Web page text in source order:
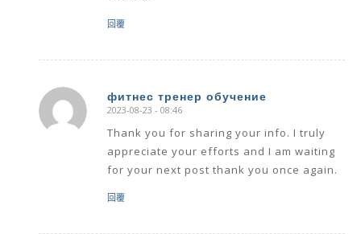
回覆
фитнес тренер обучение
says:
2023-08-23 - 08:46
Thank you for sharing your info. I truly
appreciate your efforts and I am waiting
for your next post thank you once again.
回覆